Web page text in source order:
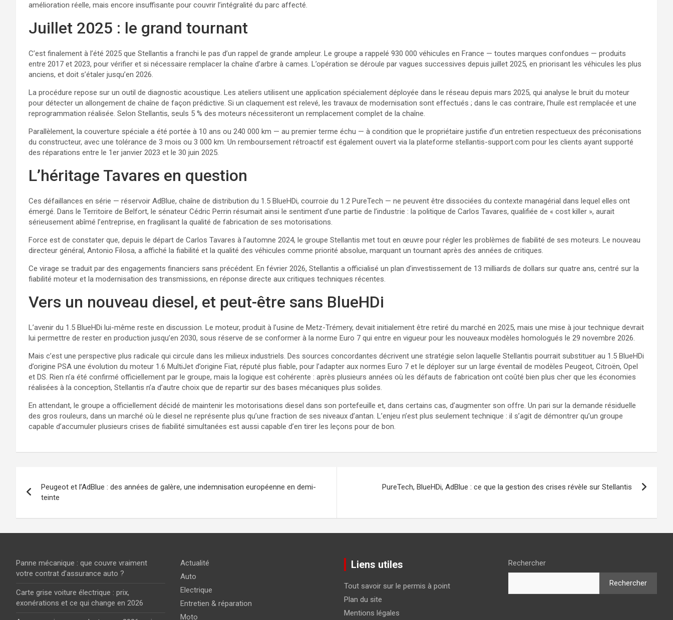
amélioration réelle, mais encore insuffisante pour couvrir l’intégralité du parc affecté.
Juillet 2025 : le grand tournant
C’est finalement à l’été 2025 que Stellantis a franchi le pas d’un rappel de grande ampleur. Le groupe a rappelé 930 000 véhicules en France — toutes marques confondues — produits
entre 2017 et 2023, pour vérifier et si nécessaire remplacer la chaîne d’arbre à cames. L’opération se déroule par vagues successives depuis juillet 2025, en priorisant les véhicules les plus
anciens, et doit s’étaler jusqu’en 2026.
La procédure repose sur un outil de diagnostic acoustique. Les ateliers utilisent une application spécialement déployée dans le réseau depuis mars 2025, qui analyse le bruit du moteur
pour détecter un allongement de chaîne de façon prédictive. Si un claquement est relevé, les travaux de modernisation sont effectués ; dans le cas contraire, l’huile est remplacée et une
reprogrammation réalisée. Selon Stellantis, seuls 5 % des moteurs nécessiteront un remplacement complet de la chaîne.
Parallèlement, la couverture spéciale a été portée à 10 ans ou 240 000 km — au premier terme échu — à condition que le propriétaire justifie d’un entretien respectueux des préconisations
du constructeur, avec une tolérance de 3 mois ou 3 000 km. Un remboursement rétroactif est également ouvert via la plateforme stellantis-support.com pour les clients ayant supporté
des réparations entre le 1er janvier 2023 et le 30 juin 2025.
L’héritage Tavares en question
Ces défaillances en série — réservoir AdBlue, chaîne de distribution du 1.5 BlueHDi, courroie du 1.2 PureTech — ne peuvent être dissociées du contexte managérial dans lequel elles ont
émergé. Dans le Territoire de Belfort, le sénateur Cédric Perrin résumait ainsi le sentiment d’une partie de l’industrie : la politique de Carlos Tavares, qualifiée de « cost killer », aurait
sérieusement abîmé l’entreprise, en fragilisant la qualité de fabrication de ses motorisations.
Force est de constater que, depuis le départ de Carlos Tavares à l’automne 2024, le groupe Stellantis met tout en œuvre pour régler les problèmes de fiabilité de ses moteurs. Le nouveau
directeur général, Antonio Filosa, a affiché la fiabilité et la qualité des véhicules comme priorité absolue, marquant un tournant après des années de critiques.
Ce virage se traduit par des engagements financiers sans précédent. En février 2026, Stellantis a officialisé un plan d’investissement de 13 milliards de dollars sur quatre ans, centré sur la
fiabilité moteur et la modernisation des transmissions, en réponse directe aux critiques techniques récentes.
Vers un nouveau diesel, et peut-être sans BlueHDi
L’avenir du 1.5 BlueHDi lui-même reste en discussion. Le moteur, produit à l’usine de Metz-Trémery, devait initialement être retiré du marché en 2025, mais une mise à jour technique devrait
lui permettre de rester en production jusqu’en 2030, sous réserve de se conformer à la norme Euro 7 qui entre en vigueur pour les nouveaux modèles homologués le 29 novembre 2026.
Mais c’est une perspective plus radicale qui circule dans les milieux industriels. Des sources concordantes décrivent une stratégie selon laquelle Stellantis pourrait substituer au 1.5 BlueHDi
d’origine PSA une évolution du moteur 1.6 MultiJet d’origine Fiat, réputé plus fiable, pour l’adapter aux normes Euro 7 et le déployer sur un large éventail de modèles Peugeot, Citroën, Opel
et DS. Rien n’a été confirmé officiellement par le groupe, mais la logique est cohérente : après plusieurs années où les défauts de fabrication ont coûté bien plus cher que les économies
réalisées à la conception, Stellantis n’a d’autre choix que de repartir sur des bases mécaniques plus solides.
En attendant, le groupe a officiellement décidé de maintenir les motorisations diesel dans son portefeuille et, dans certains cas, d’augmenter son offre. Un pari sur la demande résiduelle
des gros rouleurs, dans un marché où le diesel ne représente plus qu’une fraction de ses niveaux d’antan. L’enjeu n’est plus seulement technique : il s’agit de démontrer qu’un groupe
capable d’accumuler plusieurs crises de fiabilité simultanées est aussi capable d’en tirer les leçons pour de bon.
de
l’article
Peugeot et l’AdBlue : des années de galère, une indemnisation européenne en demi-
teinte
PureTech, BlueHDi, AdBlue : ce que la gestion des crises révèle sur Stellantis
Panne mécanique : que couvre vraiment
votre contrat d’assurance auto ?
Carte grise voiture électrique : prix,
exonérations et ce qui change en 2026
Actualité
Auto
Electrique
Entretien & réparation
Moto
Liens utiles
Tout savoir sur le permis à point
Plan du site
Mentions légales
Rechercher
Rechercher